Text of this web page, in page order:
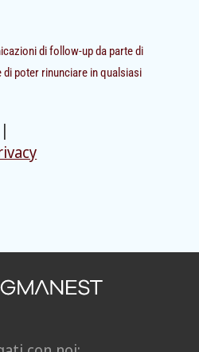
di follow-up da parte di
di poter rinunciare in qualsiasi
|